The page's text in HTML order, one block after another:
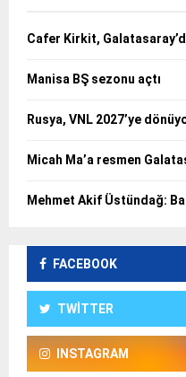
Cafer Kirkit,
Manisa BŞ sezonu açtı
Rusya, VNL 2027’ye
Micah Ma’a resmen
Mehmet Akif Üstündağ:
FACEBOOK
TWITTER
INSTAGRAM